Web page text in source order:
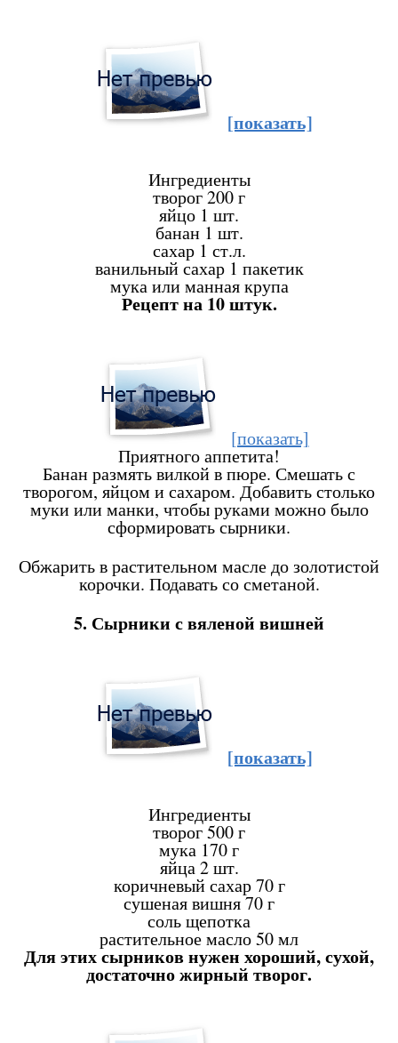
[показать]
Ингредиенты
творог200 г
яйцо 1 шт.
банан 1 шт.
сахар 1 ст.л.
ванильный сахар 1 пакетик
мука или манная крупа
Рецепт на 10 штук.
[показать]
Приятного аппетита!
Банан размять вилкой в пюре. Смешать с
творогом, яйцом и сахаром. Добавить столько
муки или манки, чтобы руками можно было
сформировать сырники.
Обжарить в растительном масле до золотистой
корочки. Подавать со сметаной.
5. Сырники с вяленой вишней
[показать]
Ингредиенты
творог500 г
мука 170 г
яйца 2 шт.
коричневый сахар 70 г
сушеная вишня70 г
сольщепотка
растительное масло50 мл
Для этих сырников нужен хороший, сухой,
достаточно жирный творог.